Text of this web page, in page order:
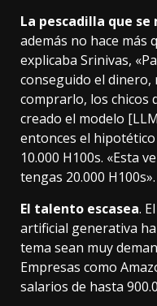
La pescadilla que se
además no hace más
explicaba Srinivas,
conseguido el dinero,
comprarlo, los chicos
creado el modelo
entonces el
10.000 H100s. «Esta
tengas 20.000 H100s».
El talento escasea.
artificial generativa
tema sean muy
Empresas como
salarios de hasta